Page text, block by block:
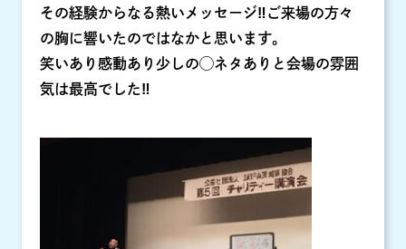
その経験からなる熱いメッセージ‼︎ご来場の方々
の胸に響いたのではなかと思います。
笑いあり感動あり少しの◯ネタありと会場の雰囲
気は最高でした‼︎